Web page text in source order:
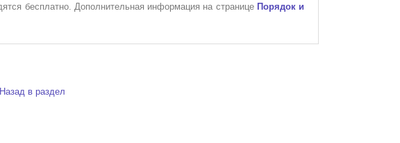
бесплатно. Дополнительная информация на странице Порядок и
Назад в раздел